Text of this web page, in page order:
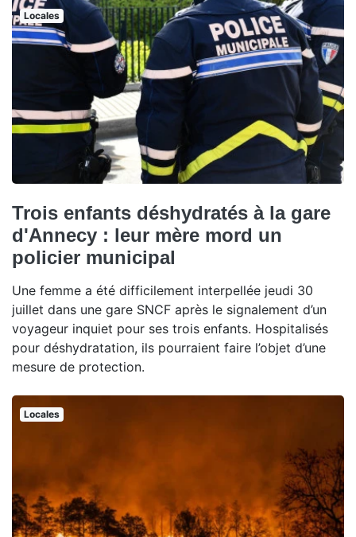
Locales
Trois enfants déshydratés à la gare
d'Annecy : leur mère mord un
policier municipal
Une femme a été difficilement interpellée jeudi 30
juillet dans une gare SNCF après le signalement d’un
voyageur inquiet pour ses trois enfants. Hospitalisés
pour déshydratation, ils pourraient faire l’objet d’une
mesure de protection.
Locales